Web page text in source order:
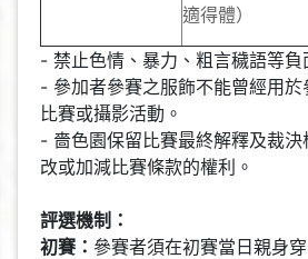
適得體）
- 禁止色情、暴力、粗言穢語等負
- 參加者參賽之服飾不能曾經用
比賽或攝影活動。
- 嗇色園保留比賽最終解釋及裁
改或加減比賽條款的權利。
評選機制：
初賽： 參賽者須在初賽當日親身